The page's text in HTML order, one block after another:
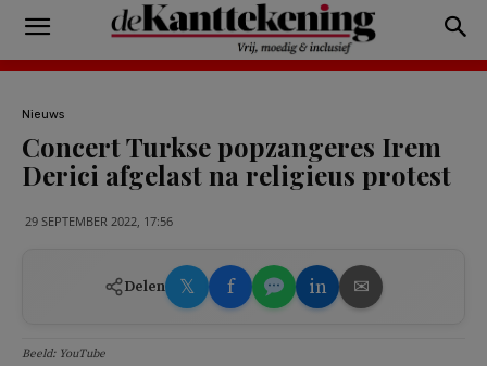
Nieuws
Concert Turkse popzangeres Irem
Derici afgelast na religieus protest
29 SEPTEMBER 2022, 17:56
Delen 𝕏 f in ✉
Beeld: YouTube